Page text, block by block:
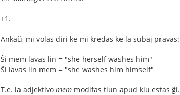
+1.
Ankaŭ, mi volas diri ke mi kredas ke la subaj pravas:
Ŝi mem lavas lin = "she herself washes him"
Ŝi lavas lin mem = "she washes him himself"
T.e. la adjektivo mem modifas tiun apud kiu estas ĝi.